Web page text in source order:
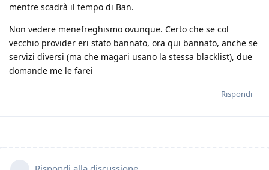
mentre scadrà il tempo di Ban.
Non vedere menefreghismo ovunque. Certo che se col
vecchio provider eri stato bannato, ora qui bannato, anche se
servizi diversi (ma che magari usano la stessa blacklist), due
domande me le farei
Rispondi